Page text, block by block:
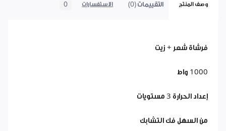
وصف المنتج التقييمات (0) الاستفسارات 0
فرشاة شعر + زيت
1000 واط
إعداد الحرارة 3 مستويات
من السهل فك التشابك